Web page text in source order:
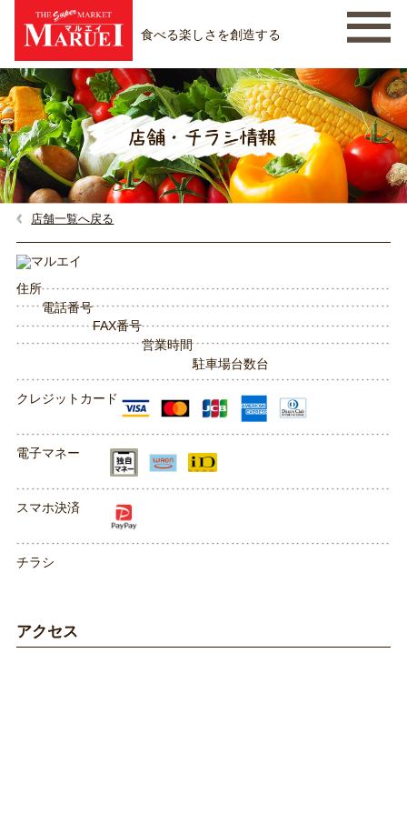
食べる楽しさを創造する
店舗一覧へ戻る
住所
電話番号
FAX番号
営業時間
駐車場台数台
クレジットカード
電子マネー
スマホ決済
チラシ
アクセス